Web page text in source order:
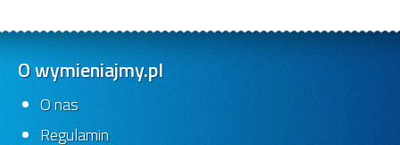
O wymieniajmy.pl
O nas
Regulamin